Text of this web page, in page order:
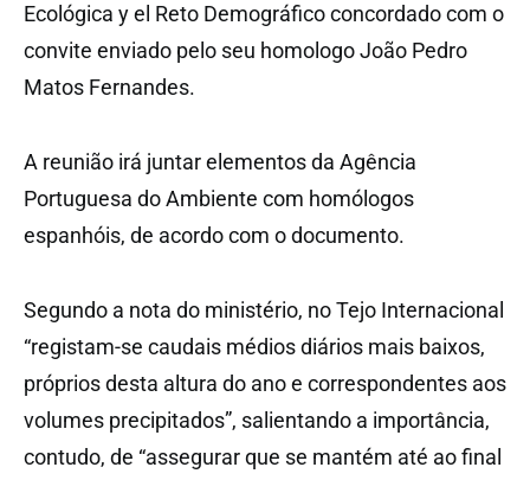
Ecológica y el Reto Demográfico concordado com o
convite enviado pelo seu homologo João Pedro
Matos Fernandes.
A reunião irá juntar elementos da Agência
Portuguesa do Ambiente com homólogos
espanhóis, de acordo com o documento.
Segundo a nota do ministério, no Tejo Internacional
“registam-se caudais médios diários mais baixos,
próprios desta altura do ano e correspondentes aos
volumes precipitados”, salientando a importância,
contudo, de “assegurar que se mantém até ao final